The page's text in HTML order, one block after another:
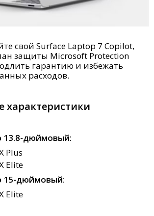
свой Surface Laptop 7 Copilot,
защиты Microsoft Protection
гарантию и избежать
расходов.
характеристики
13.8-дюймовый:
Plus
Elite
15-дюймовый:
Elite